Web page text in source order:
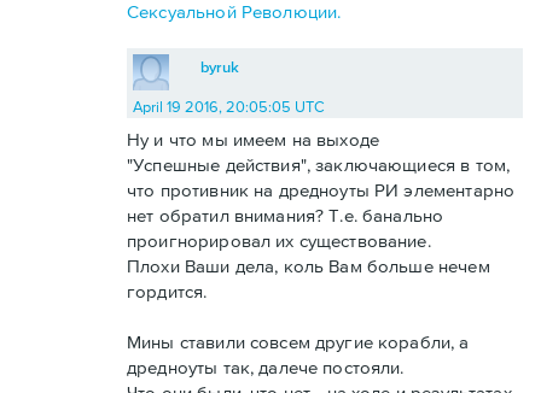
Сексуальной Революции.
byruk
April 19 2016, 20:05:05 UTC
Ну и что мы имеем на выходе
"Успешные действия", заключающиеся в том,
что противник на дредноуты РИ элементарно
нет обратил внимания? Т.е. банально
проигнорировал их существование.
Плохи Ваши дела, коль Вам больше нечем
гордится.
Мины ставили совсем другие корабли, а
дредноуты так, далече постояли.